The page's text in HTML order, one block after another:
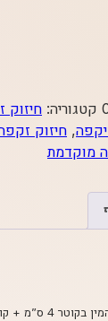
קטגוריה: חיזוק
, חיזוק
מוקדמת
קוטר: טבעת מרכזית לאיבר